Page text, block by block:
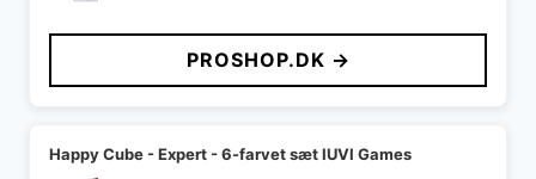
PROSHOP.DK →
Happy Cube - Expert - 6-farvet sæt IUVI Games